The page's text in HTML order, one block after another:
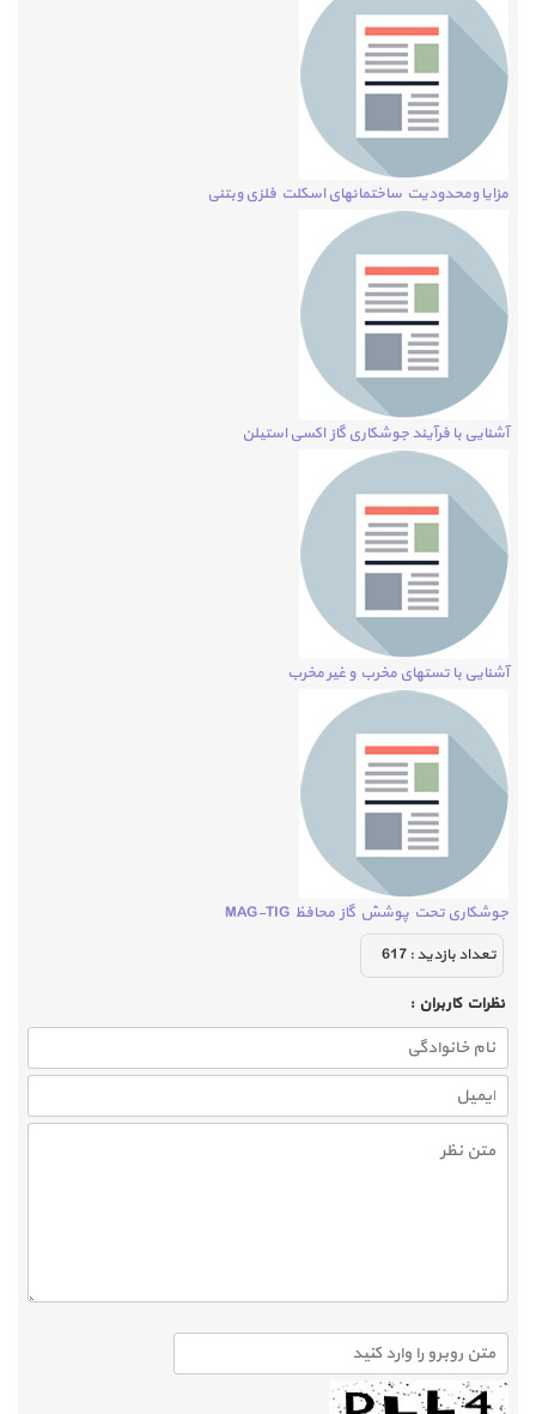
مزایا ومحدودیت ساختمانهای اسکلت فلزی وبتنی
آشنایی با فرآیند جوشکاری گاز اکسی استیلن
آشنایی با تستهای مخرب و غیر مخرب
جوشکاری تحت پوشش گاز محافظ MAG-TIG
تعداد بازديد :617
نظرات كاربران :